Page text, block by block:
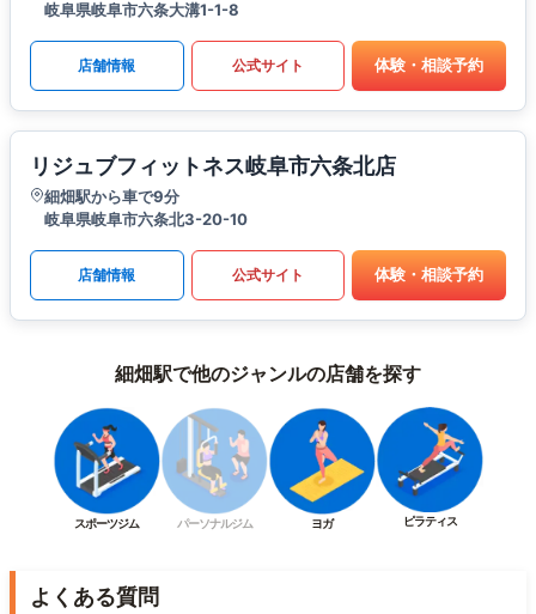
岐阜県岐阜市六条大溝1-1-8
店舗情報 公式サイト 体験・相談予約
リジュブフィットネス岐阜市六条北店
細畑駅から車で9分
岐阜県岐阜市六条北3-20-10
店舗情報 公式サイト 体験・相談予約
細畑駅で他のジャンルの店舗を探す
スポーツジム パーソナルジム ヨガ ピラティス
よくある質問